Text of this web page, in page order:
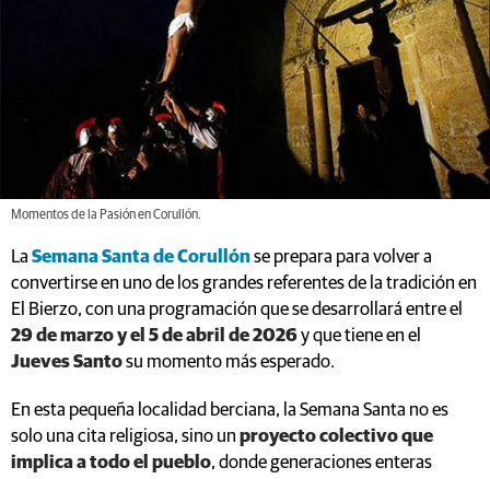
Momentos de la Pasión en Corullón.
La Semana Santa de Corullónse prepara para volver a
convertirse en uno de los grandes referentes de la tradición en
El Bierzo, con una programación que se desarrollará entre el
29 de marzo y el 5 de abril de 2026y que tiene en el
Jueves Santosu momento más esperado.
En esta pequeña localidad berciana, la Semana Santa no es
solo una cita religiosa, sino un proyecto colectivo que
implica a todo el pueblo, donde generaciones enteras